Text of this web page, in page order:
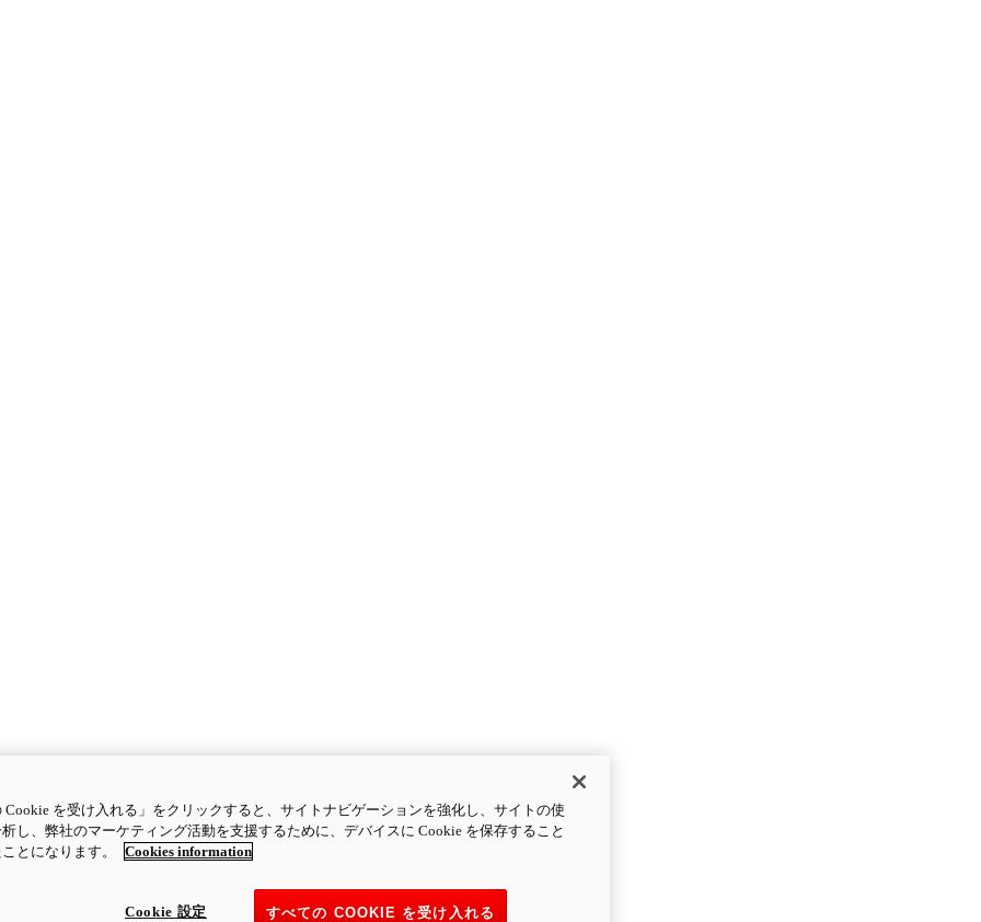
Cookie を受け入れる」をクリックすると、サイトナビゲーションを強化し、サイトの使
し、弊社のマーケティング活動を支援するために、デバイスに Cookie を保存すること
とになります。
Cookies information
すべての COOKIE を受け入れる
Cookie 設定